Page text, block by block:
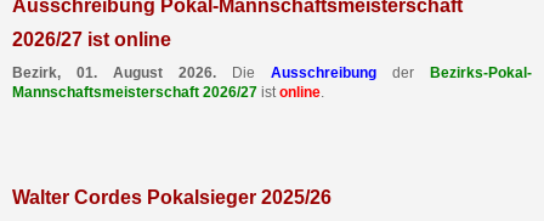
Ausschreibung Pokal-Mannschaftsmeisterschaft
2026/27 ist online
Bezirk, 01. August 2026. Die Ausschreibung der
Bezirks-Pokal-
Mannschaftsmeisterschaft 2026/27 istonline.
Walter Cordes Pokalsieger 2025/26